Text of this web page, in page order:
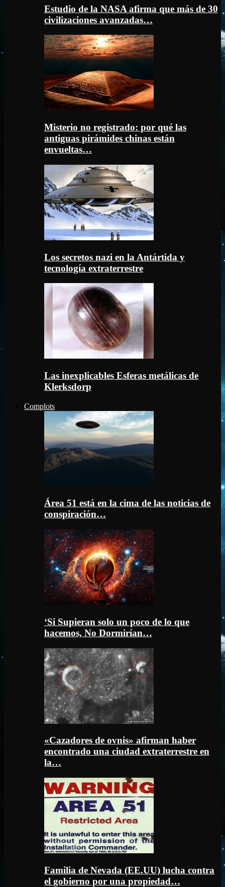
Estudio de la NASA afirma que más de 30
civilizaciones avanzadas…
Misterio no registrado: por qué las
antiguas pirámides chinas están
envueltas…
Los secretos nazi en la Antártida y
tecnología extraterrestre
Las inexplicables Esferas metálicas de
Klerksdorp
Complots
Área 51 está en la cima de las noticias de
conspiración…
‘Si Supieran solo un poco de lo que
hacemos, No Dormirían…
«Cazadores de ovnis» afirman haber
encontrado una ciudad extraterrestre en
la…
Familia de Nevada (EE.UU) lucha contra
el gobierno por una propiedad…